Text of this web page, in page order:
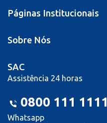
Páginas Institucionais
Sobre Nós
SAC
Assistência 24 horas
0800 111 1111
Whatsapp